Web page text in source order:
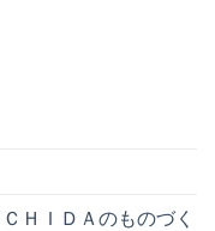
ＨＩＤＡのものづく